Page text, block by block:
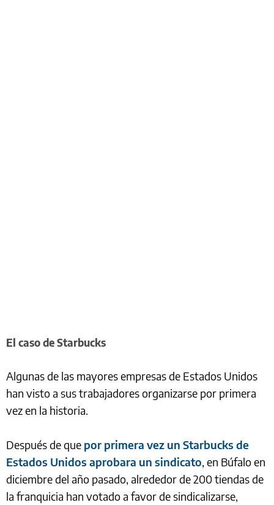
El caso de Starbucks
Algunas de las mayores empresas de Estados Unidos
han visto a sus trabajadores organizarse por primera
vez en la historia.
Después de que por primera vez un Starbucks de
Estados Unidos aprobara un sindicato, en Búfalo en
diciembre del año pasado, alrededor de 200 tiendas de
la franquicia han votado a favor de sindicalizarse,